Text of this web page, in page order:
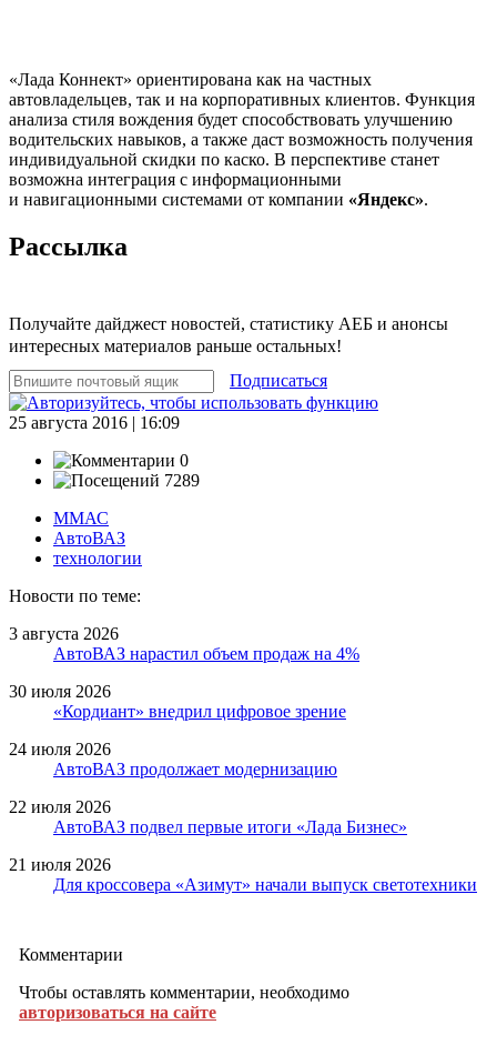
«Лада Коннект» ориентирована как на частных
автовладельцев, так и на корпоративных клиентов. Функция
анализа стиля вождения будет способствовать улучшению
водительских навыков, а также даст возможность получения
индивидуальной скидки по каско. В перспективе станет
возможна интеграция с информационными
и навигационными системами от компании «Яндекс».
Рассылка
Получайте дайджест новостей, статистику АЕБ и анонсы
интересных материалов раньше остальных!
Подписаться
25 августа 2016 | 16:09
0
7289
ММАС
АвтоВАЗ
технологии
Новости по теме:
3 августа 2026
АвтоВАЗ нарастил объем продаж на 4%
30 июля 2026
«Кордиант» внедрил цифровое зрение
24 июля 2026
АвтоВАЗ продолжает модернизацию
22 июля 2026
АвтоВАЗ подвел первые итоги «Лада Бизнес»
21 июля 2026
Для кроссовера «Азимут» начали выпуск светотехники
Комментарии
Чтобы оставлять комментарии, необходимо
авторизоваться на сайте